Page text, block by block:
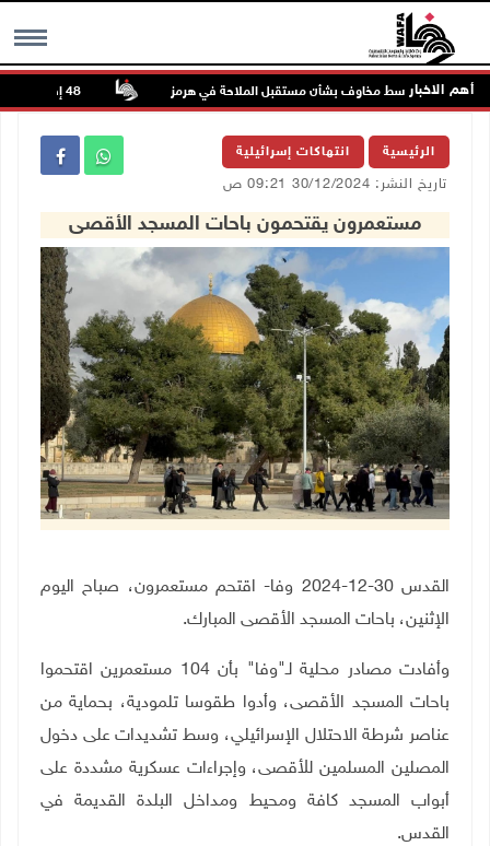
MENU أهم الاخبار
الصعود وسط مخاوف بشأن مستقبل الملاحة في هرمز
الرئيسية انتهاكات إسرائيلية
تاريخ النشر: 30/12/2024 09:21 ص
مستعمرون يقتحمون باحات المسجد الأقصى
القدس 30-12-2024 وفا- اقتحم مستعمرون، صباح اليوم
الإثنين، باحات المسجد الأقصى المبارك.
وأفادت مصادر محلية لـ"وفا" بأن 104 مستعمرين اقتحموا
باحات المسجد الأقصى، وأدوا طقوسا تلمودية، بحماية من
عناصر شرطة الاحتلال الإسرائيلي، وسط تشديدات على دخول
المصلين المسلمين للأقصى، وإجراءات عسكرية مشددة على
أبواب المسجد كافة ومحيط ومداخل البلدة القديمة في
القدس.